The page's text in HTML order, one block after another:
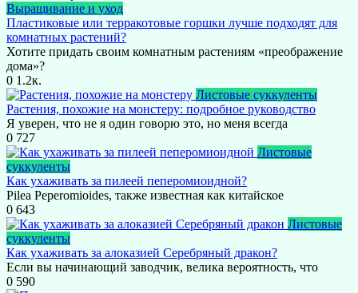
Выращивание и уход
Пластиковые или терракотовые горшки лучше подходят для
комнатных растений?
Хотите придать своим комнатным растениям «преображение
дома»?
0 1.2к.
Листовые суккуленты
Растения, похожие на монстеру: подробное руководство
Я уверен, что не я один говорю это, но меня всегда
0 727
Листовые
суккуленты
Как ухаживать за пилеей пеперомиоидной?
Pilea Peperomioides, также известная как китайское
0 643
Листовые
суккуленты
Как ухаживать за алоказией Серебряный дракон?
Если вы начинающий заводчик, велика вероятность, что
0 590